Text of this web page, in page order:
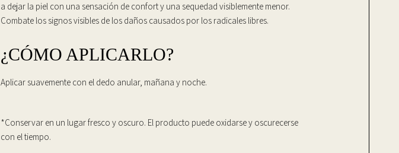
a dejar la piel con una sensación de confort y una sequedad visiblemente menor.
Combate los signos visibles de los daños causados por los radicales libres.
¿CÓMO APLICARLO?
Aplicar suavemente con el dedo anular, mañana y noche.
*Conservar en un lugar fresco y oscuro. El producto puede oxidarse y oscurecerse
con el tiempo.